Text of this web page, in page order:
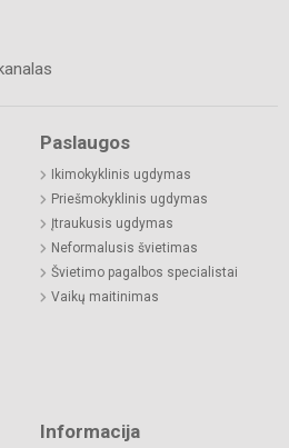
Paslaugos
Ikimokyklinis ugdymas
Priešmokyklinis ugdymas
Įtraukusis ugdymas
Neformalusis švietimas
Švietimo pagalbos specialistai
Vaikų maitinimas
Informacija